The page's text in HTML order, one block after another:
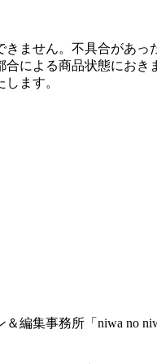
ません。不具合があ
による商品状態におき
ます。
編集事務所「niwa no